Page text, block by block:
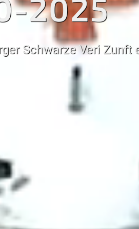
2025
Schwarze Veri Zunft